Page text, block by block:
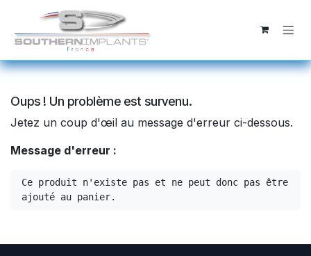
Se rendre au contenu
Oups ! Un problème est survenu.
Jetez un coup d'œil au message d'erreur ci-dessous.
Message d'erreur :
Ce produit n'existe pas et ne peut donc pas être
ajouté au panier.